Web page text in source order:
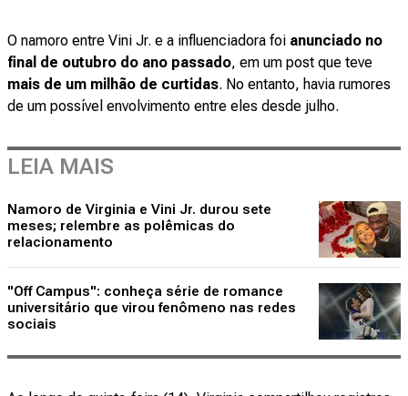
O namoro entre Vini Jr. e a influenciadora foi anunciado no
final de outubro do ano passado, em um post que teve
mais de um milhão de curtidas. No entanto, havia rumores
de um possível envolvimento entre eles desde julho.
LEIA MAIS
Namoro de Virginia e Vini Jr. durou sete
meses; relembre as polêmicas do
relacionamento
"Off Campus": conheça série de romance
universitário que virou fenômeno nas redes
sociais